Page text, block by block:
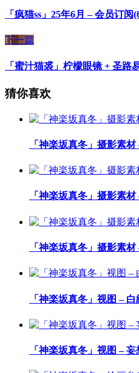
「疯猫ss」25年6月 – 会员订阅
下一篇
「蜜汁猫裘」柠檬眼镜 + 圣路
猜你喜欢
「神楽坂真冬」摄影素
「神楽坂真冬」摄影素
「神楽坂真冬」摄影素
「神楽坂真冬」视图 –
「神楽坂真冬」视图 –